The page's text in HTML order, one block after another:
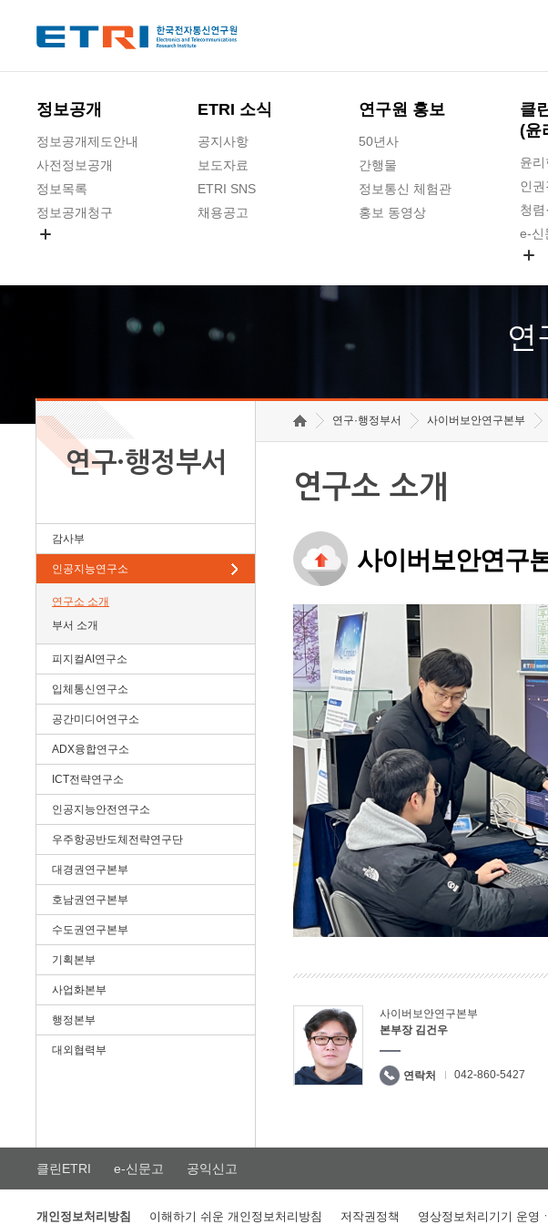
정보공개
정보공개제도안내
사전정보공개
정보목록
정보공개청구
ETRI 소식
공지사항
보도자료
ETRI SNS
채용공고
연구원 홍보
50년사
간행물
정보통신 체험관
홍보 동영상
클
(윤
윤
인권
청렴
e-신
고객
수의
연
연구·행정부서
감사부
인공지능연구소
연구소 소개
부서 소개
피지컬AI연구소
입체통신연구소
공간미디어연구소
ADX융합연구소
ICT전략연구소
인공지능안전연구소
우주항공반도체전략연구단
대경권연구본부
호남권연구본부
수도권연구본부
기획본부
사업화본부
행정본부
대외협력부
연구·행정부서 사이버보안연구본부
연구소 소개
사이버보안연구
사이버보안연구본부
본부장 김건우
연락처 042-860-5427
클린ETRI e-신문고 공익신고
개인정보처리방침 이해하기 쉬운 개인정보처리방침 저작권정책 영상정보처리기기 운영